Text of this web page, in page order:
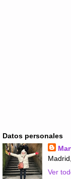
Datos personales
Ver